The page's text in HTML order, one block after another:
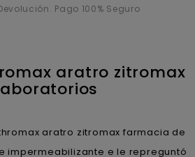
Pago 100% Seguro
aratro zitromax
aratro zitromax farmacia de
impermeabilizante e le repreguntó